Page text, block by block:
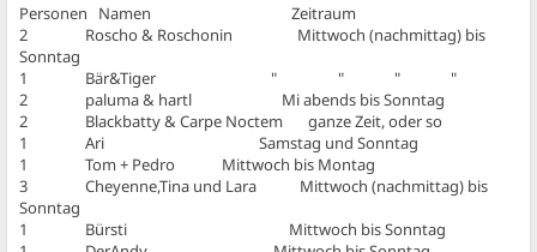
Personen Namen Zeitraum
2 Roscho & Roschonin Mittwoch (nachmittag) bis
Sonntag
1 Bär&Tiger " " " "
2 paluma & hartl Mi abends bis Sonntag
2 Blackbatty & Carpe Noctem ganze Zeit, oder so
1 Ari Samstag und Sonntag
1 Tom + Pedro Mittwoch bis Montag
3 Cheyenne,Tina und Lara Mittwoch (nachmittag) bis
Sonntag
1 Bürsti Mittwoch bis Sonntag